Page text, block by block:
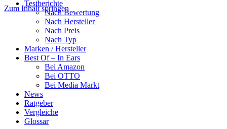
Zum Inhalt springen
Testberichte
Nach Bewertung
Nach Hersteller
Nach Preis
Nach Typ
Marken / Hersteller
Best Of – In Ears
Bei Amazon
Bei OTTO
Bei Media Markt
News
Ratgeber
Vergleiche
Glossar